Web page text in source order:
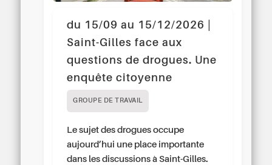
du 15/09 au 15/12/2026 |
Saint-Gilles face aux
questions de drogues. Une
enquête citoyenne
GROUPE DE TRAVAIL
Le sujet des drogues occupe
aujourd’hui une place importante
dans les discussions à Saint-Gilles.